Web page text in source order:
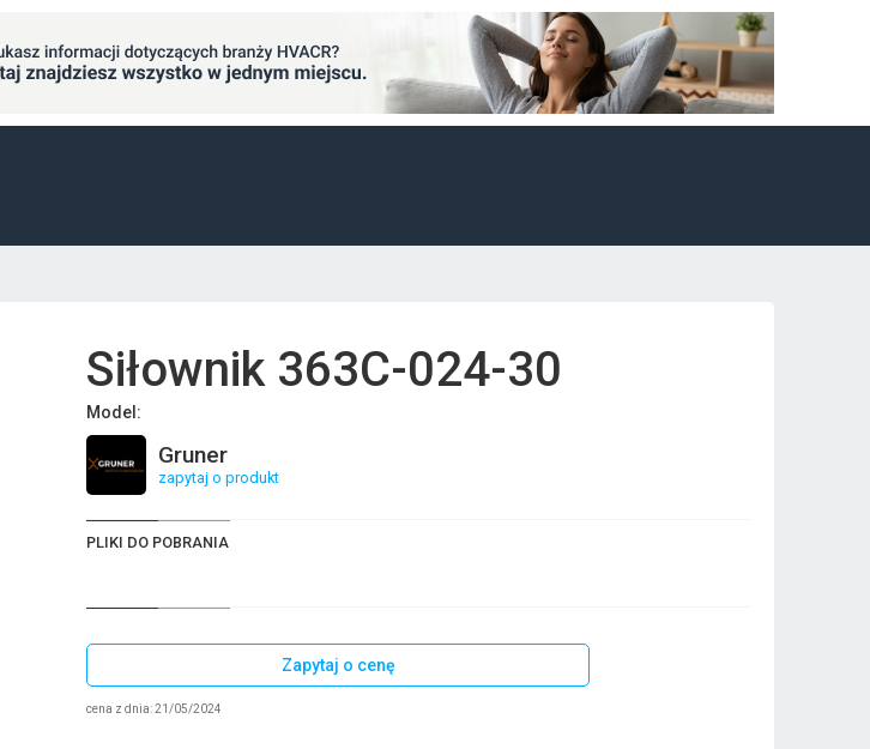
Siłownik 363C-024-30
Model:
Gruner
zapytaj o produkt
PLIKI DO POBRANIA
Zapytaj o cenę
cena z dnia: 21/05/2024